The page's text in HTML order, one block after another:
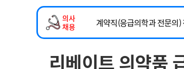
인포메이션 행정처분
의사
채용
계약직(응급의학과 전문의)
하반기 전공의(레지던트1
2026년 하반기 인턴 모집
리베이트 의약품